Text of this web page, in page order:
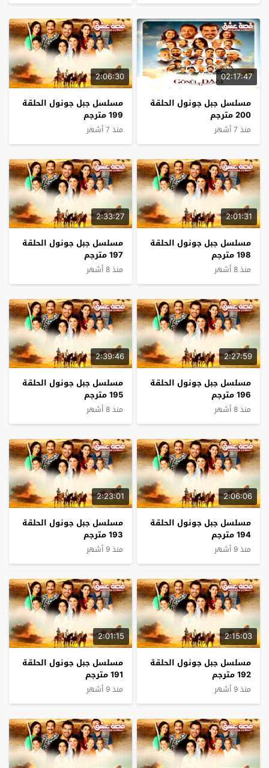
02:17:47
مسلسل جبل جونول الحلقة
200 مترجم
منذ 7 أشهر
2:06:30
مسلسل جبل جونول الحلقة
199 مترجم
منذ 7 أشهر
2:01:31
مسلسل جبل جونول الحلقة
198 مترجم
منذ 8 أشهر
2:33:27
مسلسل جبل جونول الحلقة
197 مترجم
منذ 8 أشهر
2:27:59
مسلسل جبل جونول الحلقة
196 مترجم
منذ 8 أشهر
2:39:46
مسلسل جبل جونول الحلقة
195 مترجم
منذ 8 أشهر
2:06:06
مسلسل جبل جونول الحلقة
194 مترجم
منذ 9 أشهر
2:23:01
مسلسل جبل جونول الحلقة
193 مترجم
منذ 9 أشهر
2:15:03
مسلسل جبل جونول الحلقة
192 مترجم
منذ 9 أشهر
2:01:15
مسلسل جبل جونول الحلقة
191 مترجم
منذ 9 أشهر